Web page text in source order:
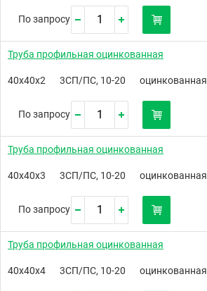
По запросу
Труба профильная оцинкованная
40х40х2 3СП/ПС, 10-20 оцинкованная
По запросу
Труба профильная оцинкованная
40х40х3 3СП/ПС, 10-20 оцинкованная
По запросу
Труба профильная оцинкованная
40х40х4 3СП/ПС, 10-20 оцинкованная